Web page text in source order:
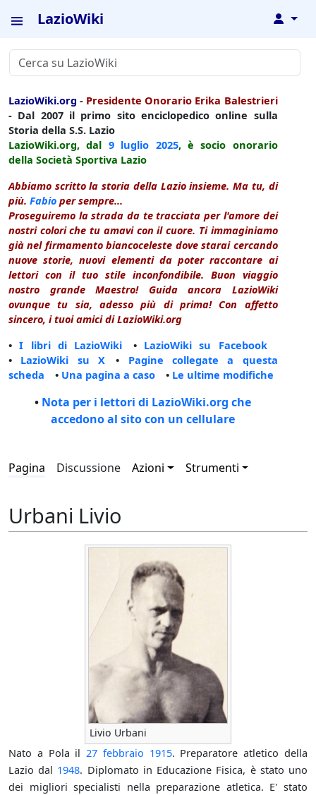
LazioWiki ↓
LazioWiki.org - Presidente Onorario Erika Balestrieri
- Dal 2007 il primo sito enciclopedico online sulla
Storia della S.S. Lazio
LazioWiki.org, dal 9 luglio 2025, è socio onorario
della Società Sportiva Lazio
Abbiamo scritto la storia della Lazio insieme. Ma tu, di
più. Fabio per sempre...
Proseguiremo la strada da te tracciata per l'amore dei
nostri colori che tu amavi con il cuore. Ti immaginiamo
già nel firmamento biancoceleste dove starai cercando
nuove storie, nuovi elementi da poter raccontare ai
lettori con il tuo stile inconfondibile. Buon viaggio
nostro grande Maestro! Guida ancora LazioWiki
ovunque tu sia, adesso più di prima! Con affetto
sincero, i tuoi amici di LazioWiki.org
•I libri di LazioWiki • LazioWiki su Facebook
• LazioWiki su X • Pagine collegate a questa
scheda • Una pagina a caso • Le ultime modifiche
• Nota per i lettori di LazioWiki.org che
accedono al sito con un cellulare
Pagina Discussione Azioni Strumenti
Urbani Livio
Livio Urbani
Nato a Pola il27 febbraio 1915. Preparatore atletico della
Lazio dal 1948. Diplomato in Educazione Fisica, è stato uno
dei migliori specialisti nella preparazione atletica. E' stato